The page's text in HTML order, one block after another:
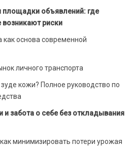
площадки объявлений: где
риски
как основа современной
личного транспорта
кожи? Полное руководство по
забота о себе без откладывания
как минимизировать потери урожая